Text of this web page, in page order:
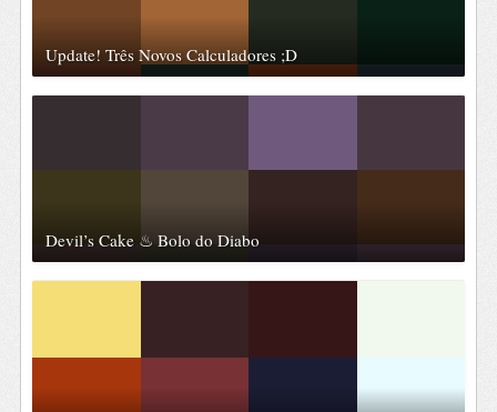
Update! Três Novos Calculadores ;D
Devil’s Cake ♨ Bolo do Diabo